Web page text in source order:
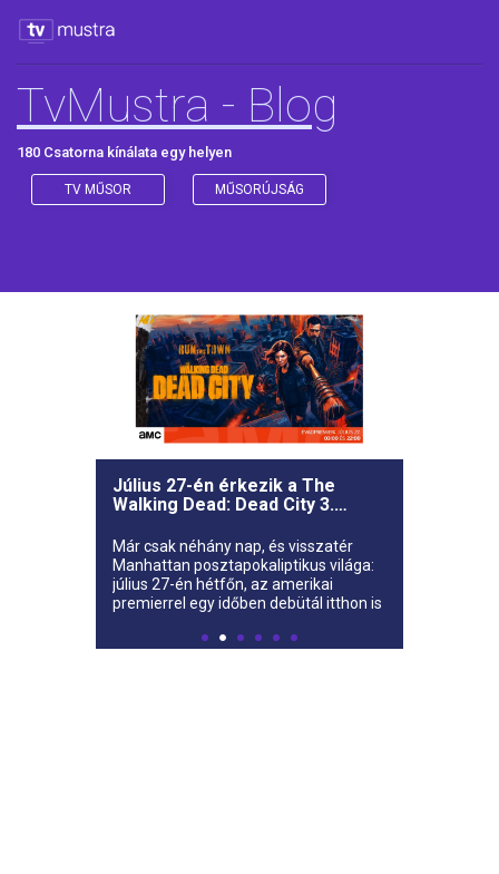
TvMustra - Blog
180 Csatorna kínálata egy helyen
TV MŰSOR MŰSORÚJSÁG
Július 27-én érkezik a The
Walking Dead: Dead City 3.
Már csak néhány nap, és visszatér
Manhattan posztapokaliptikus világa:
július 27-én hétfőn, az amerikai
premierrel egy időben debütál itthon is
City harmadik évada.